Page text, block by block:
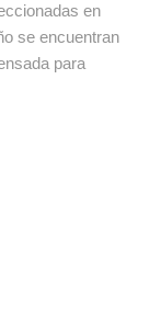
en
se encuentran
para